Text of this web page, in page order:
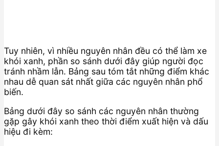
Tuy nhiên, vì nhiều nguyên nhân đều có thể làm xe
khói xanh, phần so sánh dưới đây giúp người đọc
tránh nhầm lẫn. Bảng sau tóm tắt những điểm khác
nhau dễ quan sát nhất giữa các nguyên nhân phổ
biến.
Bảng dưới đây so sánh các nguyên nhân thường
gặp gây khói xanh theo thời điểm xuất hiện và dấu
hiệu đi kèm: